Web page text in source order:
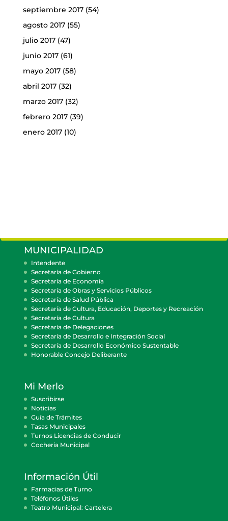
septiembre 2017(54)
agosto 2017(55)
julio 2017(47)
junio 2017(61)
mayo 2017(58)
abril 2017(32)
marzo 2017(32)
febrero 2017(39)
enero 2017(10)
MUNICIPALIDAD
Intendente
Secretaría de Gobierno
Secretaría de Economía
Secretaría de Obras y Servicios Públicos
Secretaría de Salud Pública
Secretaría de Cultura, Educación, Deportes y Recreación
Secretaría de Cultura
Secretaría de Delegaciones
Secretaría de Desarrollo e Integración Social
Secretaría de Desarrollo Económico Sustentable
Honorable Concejo Deliberante
Mi Merlo
Suscribirse
Noticias
Guía de Trámites
Tasas Municipales
Turnos Licencias de Conducir
Cocheria Municipal
Información Útil
Farmacias de Turno
Teléfonos Útiles
Teatro Municipal: Cartelera